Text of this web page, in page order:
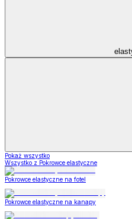
Pokaż wszystko
Wszystko z Pokrowce elastyczne
Pokrowce elastyczne na fotel
Pokrowce elastyczne na kanapy